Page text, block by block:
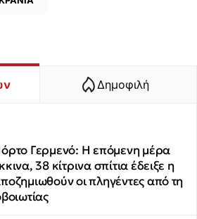
Δημοφιλή
Γερμενό: Η επόμενη μέρα
38 κίτρινα σπίτια έδειξε η
οι πληγέντες από τη